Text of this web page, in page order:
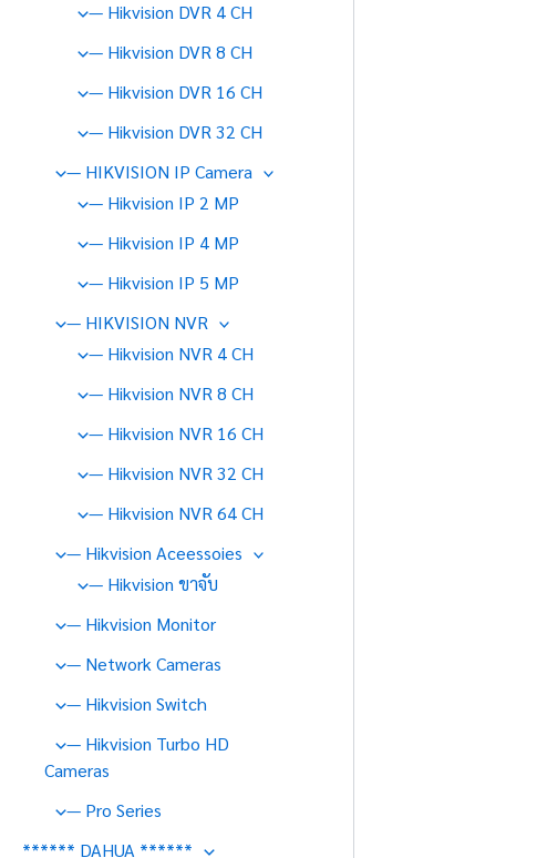
— Hikvision DVR 4 CH
— Hikvision DVR 8 CH
— Hikvision DVR 16 CH
— Hikvision DVR 32 CH
— HIKVISION IP Camera
— Hikvision IP 2 MP
— Hikvision IP 4 MP
— Hikvision IP 5 MP
— HIKVISION NVR
— Hikvision NVR 4 CH
— Hikvision NVR 8 CH
— Hikvision NVR 16 CH
— Hikvision NVR 32 CH
— Hikvision NVR 64 CH
— Hikvision Aceessoies
— Hikvision ขาจับ
— Hikvision Monitor
— Network Cameras
— Hikvision Switch
— Hikvision Turbo HD
Cameras
— Pro Series
****** DAHUA ******